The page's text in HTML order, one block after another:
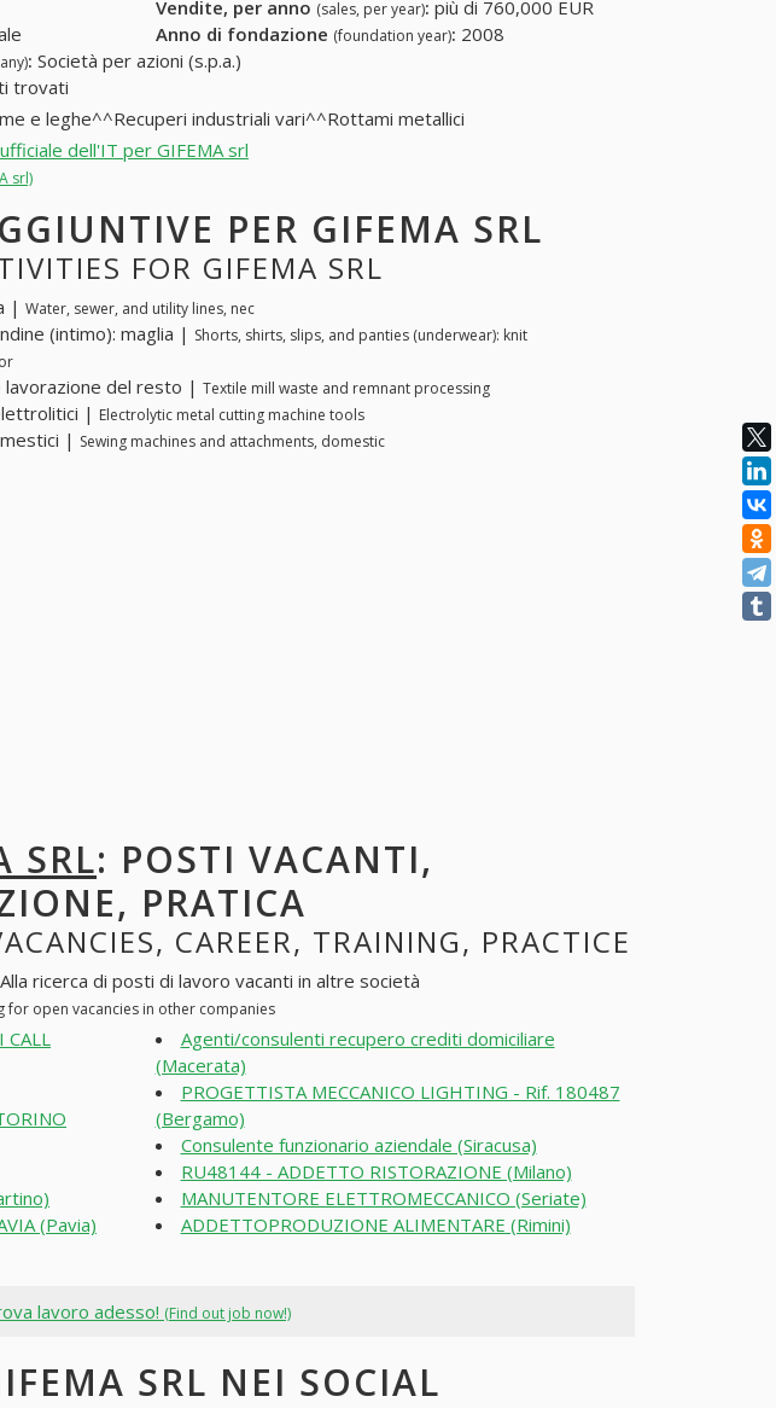
Vendite, per anno (sales, per year): più di 760,000 EUR
Anno di fondazione (foundation year): 2008
: Società per azioni (s.p.a.)
trovati
e leghe^^Recuperi industriali vari^^Rottami metallici
dell'IT per GIFEMA srl
srl)
PER GIFEMA SRL
FOR GIFEMA SRL
| Water, sewer, and utility lines, nec
(intimo): maglia | Shorts, shirts, slips, and panties (underwear): knit
lavorazione del resto | Textile mill waste and remnant processing
| Electrolytic metal cutting machine tools
| Sewing machines and attachments, domestic
SRL: POSTI VACANTI,
PRATICA
CAREER, TRAINING, PRACTICE
ricerca di posti di lavoro vacanti in altre società
for open vacancies in other companies
CALL
(Pavia)
Agenti/consulenti recupero crediti domiciliare
(Macerata)
PROGETTISTA MECCANICO LIGHTING - Rif. 180487
(Bergamo)
Consulente funzionario aziendale (Siracusa)
RU48144 - ADDETTO RISTORAZIONE (Milano)
MANUTENTORE ELETTROMECCANICO (Seriate)
ADDETTOPRODUZIONE ALIMENTARE (Rimini)
lavoro adesso! (Find out job now!)
SRL NEI SOCIAL